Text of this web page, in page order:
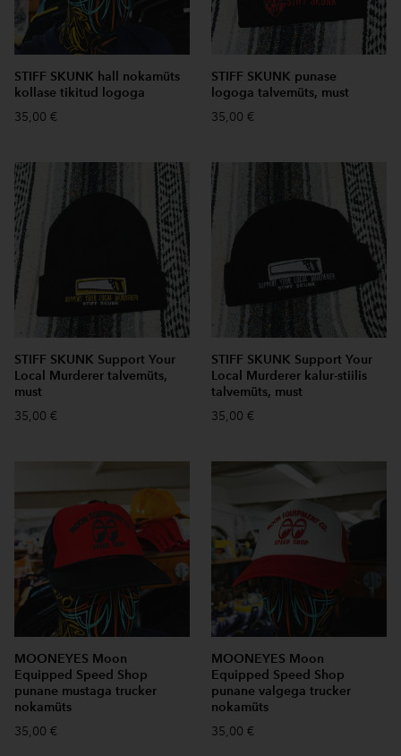
STIFF SKUNK hall nokamüts
kollase tikitud logoga
35,00 €
STIFF SKUNK punase
logoga talvemüts, must
35,00 €
STIFF SKUNK Support Your
Local Murderer talvemüts,
must
35,00 €
STIFF SKUNK Support Your
Local Murderer kalur-stiilis
talvemüts, must
35,00 €
MOONEYES Moon
Equipped Speed Shop
punane mustaga trucker
nokamüts
35,00 €
MOONEYES Moon
Equipped Speed Shop
punane valgega trucker
nokamüts
35,00 €